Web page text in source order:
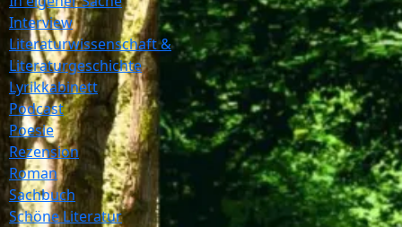
Interview
Literaturwissenschaft &
Literaturgeschichte
Lyrikkabinett
Podcast
Poesie
Rezension
Roman
Sachbuch
Schöne Literatur